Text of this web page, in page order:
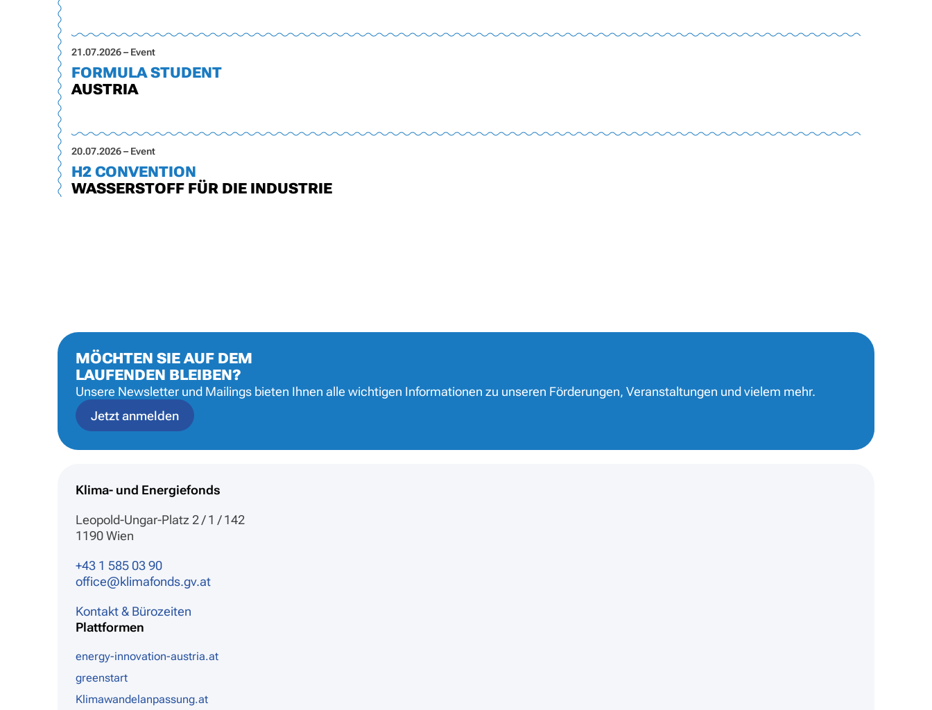
21.07.2026 – Event
FORMULA STUDENT
AUSTRIA
20.07.2026 – Event
H2 CONVENTION
WASSERSTOFF FÜR DIE INDUSTRIE
MÖCHTEN SIE AUF DEM
LAUFENDEN BLEIBEN?
Unsere Newsletter und Mailings bieten Ihnen alle wichtigen Informationen zu unseren Förderungen, Veranstaltungen und vielem mehr.
Jetzt anmelden
Klima- und Energiefonds
Leopold-Ungar-Platz 2 / 1 / 142
1190 Wien
+43 1 585 03 90
office@klimafonds.gv.at
Kontakt & Bürozeiten
Plattformen
energy-innovation-austria.at
greenstart
Klimawandelanpassung.at